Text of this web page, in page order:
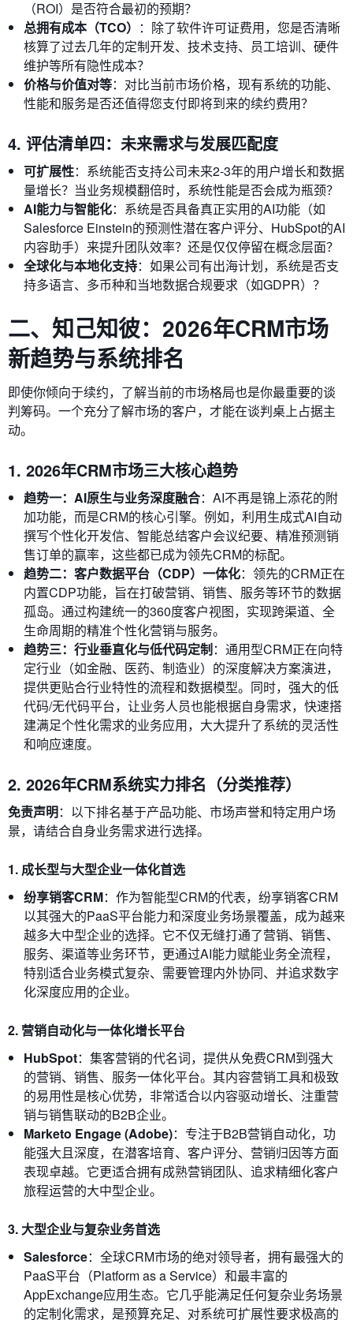
（ROI）是否符合最初的预期？
总拥有成本（TCO） ：除了软件许可证费用，您是否清晰
核算了过去几年的定制开发、技术支持、员工培训、硬件
维护等所有隐性成本？
价格与价值对等：对比当前市场价格，现有系统的功能、
性能和服务是否还值得您支付即将到来的续约费用？
4. 评估清单四：未来需求与发展匹配度
可扩展性：系统能否支持公司未来2-3年的用户增长和数据
量增长？当业务规模翻倍时，系统性能是否会成为瓶颈？
AI能力与智能化：系统是否具备真正实用的AI功能（如
Salesforce Einstein的预测性潜在客户评分、HubSpot的AI
内容助手）来提升团队效率？还是仅仅停留在概念层面？
全球化与本地化支持：如果公司有出海计划，系统是否支
持多语言、多币种和当地数据合规要求（如GDPR）？
二、知己知彼：2026年CRM市场
新趋势与系统排名
即使你倾向于续约，了解当前的市场格局也是你最重要的谈
判筹码。一个充分了解市场的客户，才能在谈判桌上占据主
动。
1. 2026年CRM市场三大核心趋势
趋势一：AI原生与业务深度融合：AI不再是锦上添花的附
加功能，而是CRM的核心引擎。例如，利用生成式AI自动
撰写个性化开发信、智能总结客户会议纪要、精准预测销
售订单的赢率，这些都已成为领先CRM的标配。
趋势二：客户数据平台（CDP）一体化：领先的CRM正在
内置CDP功能，旨在打破营销、销售、服务等环节的数据
孤岛。通过构建统一的360度客户视图，实现跨渠道、全
生命周期的精准个性化营销与服务。
趋势三：行业垂直化与低代码定制：通用型CRM正在向特
定行业（如金融、医药、制造业）的深度解决方案演进，
提供更贴合行业特性的流程和数据模型。同时，强大的低
代码/无代码平台，让业务人员也能根据自身需求，快速搭
建满足个性化需求的业务应用，大大提升了系统的灵活性
和响应速度。
2. 2026年CRM系统实力排名（分类推荐）
免责声明：以下排名基于产品功能、市场声誉和特定用户场
景，请结合自身业务需求进行选择。
1. 成长型与大型企业一体化首选
纷享销客CRM：作为智能型CRM的代表，纷享销客CRM
以其强大的PaaS平台能力和深度业务场景覆盖，成为越来
越多大中型企业的选择。它不仅无缝打通了营销、销售、
服务、渠道等业务环节，更通过AI能力赋能业务全流程，
特别适合业务模式复杂、需要管理内外协同、并追求数字
化深度应用的企业。
2. 营销自动化与一体化增长平台
HubSpot：集客营销的代名词，提供从免费CRM到强大
的营销、销售、服务一体化平台。其内容营销工具和极致
的易用性是核心优势，非常适合以内容驱动增长、注重营
销与销售联动的B2B企业。
Marketo Engage (Adobe)：专注于B2B营销自动化，功
能强大且深度，在潜客培育、客户评分、营销归因等方面
表现卓越。它更适合拥有成熟营销团队、追求精细化客户
旅程运营的大中型企业。
3. 大型企业与复杂业务首选
Salesforce：全球CRM市场的绝对领导者，拥有最强大的
PaaS平台（Platform as a Service）和最丰富的
AppExchange应用生态。它几乎能满足任何复杂业务场景
的定制化需求，是预算充足、对系统可扩展性要求极高的